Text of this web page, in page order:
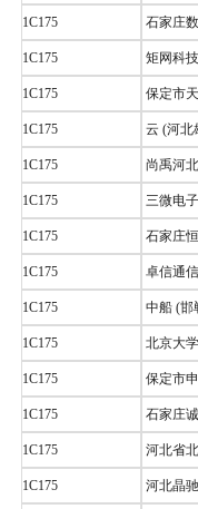
1C175 石家庄
1C175 矩网科
1C175 保定市
1C175 云 (河北
1C175 尚禹河
1C175 三微电
1C175 石家庄
1C175 卓信通
1C175 中船 (邯
1C175 北京大
1C175 保定市
1C175 石家庄
1C175 河北省
1C175 河北晶